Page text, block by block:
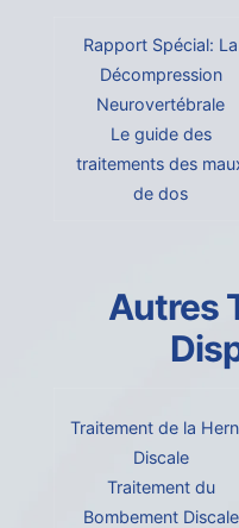
Rapport Spécial: La
Décompression
Neurovertébrale
Le guide des
traitements des
de dos
Autres
Traitement de la
Discale
Traitement du
Bombement Discale